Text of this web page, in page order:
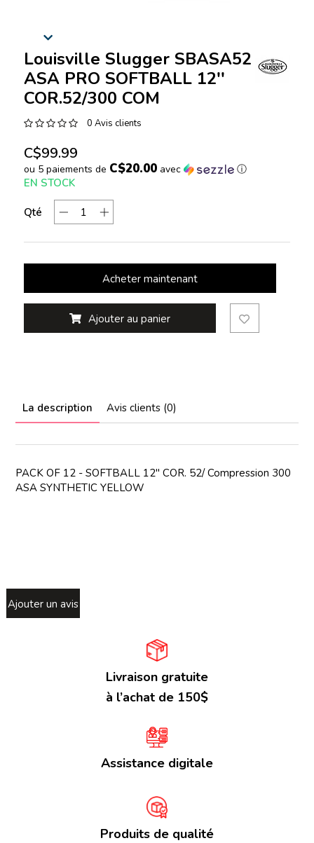
Louisville Slugger SBASA52
ASA PRO SOFTBALL 12''
COR.52/300 COM
0 Avis clients
C$99.99
ou 5 paiements de C$20.00avec ⓘ
EN STOCK
Qté
Acheter maintenant
Ajouter au panier
La description Avis clients (0)
PACK OF 12 - SOFTBALL 12'' COR. 52/ Compression 300
ASA SYNTHETIC YELLOW
Ajouter un avis
Livraison gratuite
à l’achat de 150$
Assistance digitale
Produits de qualité